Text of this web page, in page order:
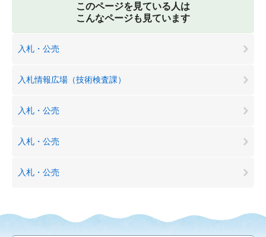
このページを見ている人は
こんなページも見ています
入札・公売
入札情報広場（技術検査課）
入札・公売
入札・公売
入札・公売